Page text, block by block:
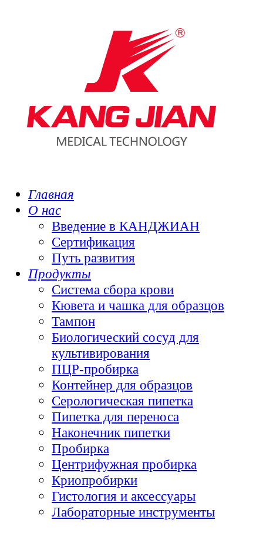
Главная
О нас
Введение в КАНДЖИАН
Сертификация
Путь развития
Продукты
Система сбора крови
Кювета и чашка для образцов
Тампон
Биологический сосуд для
культивирования
ПЦР-пробирка
Контейнер для образцов
Серологическая пипетка
Пипетка для переноса
Наконечник пипетки
Пробирка
Центрифужная пробирка
Криопробирки
Гистология и аксессуары
Лабораторные инструменты